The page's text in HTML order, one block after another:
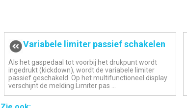
Variabele limiter passief schakelen
Als het gaspedaal tot voorbij het drukpunt wordt
ingedrukt (kickdown), wordt de variabele limiter
passief geschakeld. Op het multifunctioneel display
verschijnt de melding Limiter pas ...